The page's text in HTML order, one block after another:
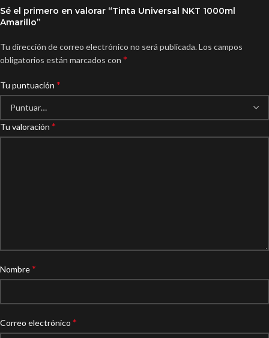
Sé el primero en valorar “Tinta Universal NKT 1000ml
Amarillo”
Tu dirección de correo electrónico no será publicada.Los campos
obligatorios están marcados con *
Tu puntuación *
Tu valoración *
Nombre*
Correo electrónico *